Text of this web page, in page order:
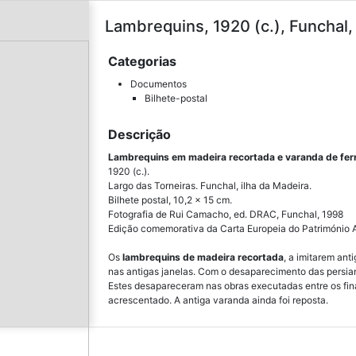
Lambrequins, 1920 (c.),
Categorias
Documentos
Bilhete-postal
Descrição
Lambrequins em madeira recortada e varanda de
1920 (c.).
Largo das Torneiras. Funchal, ilha da Madeira.
Bilhete postal, 10,2 x 15 cm.
Fotografia de Rui Camacho, ed. DRAC, Funchal, 1998
Edição comemorativa da Carta Europeia do Património
Oslambrequins de madeira recortada, a imitarem
nas antigas janelas. Com o desaparecimento das
Estes desapareceram nas obras executadas entre os
acrescentado. A antiga varanda ainda foi reposta.